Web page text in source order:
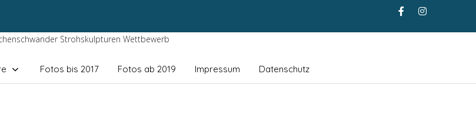
Fotos bis 2017 Fotos ab 2019 Impressum Datenschutz